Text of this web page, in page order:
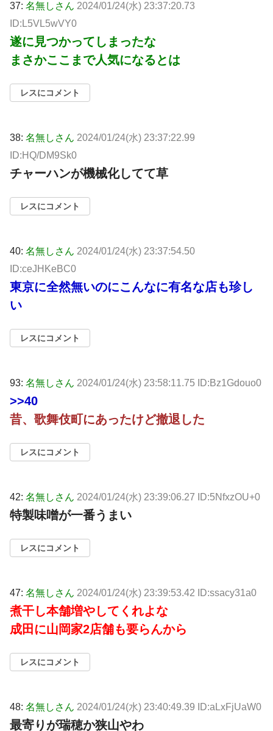
37: 名無しさん 2024/01/24(水) 23:37:20.73
ID:L5VL5wVY0
遂に見つかってしまったな
まさかここまで人気になるとは
レスにコメント
38: 名無しさん 2024/01/24(水) 23:37:22.99
ID:HQ/DM9Sk0
チャーハンが機械化してて草
レスにコメント
40: 名無しさん 2024/01/24(水) 23:37:54.50
ID:ceJHKeBC0
東京に全然無いのにこんなに有名な店も珍し
い
レスにコメント
93: 名無しさん 2024/01/24(水) 23:58:11.75 ID:Bz1Gdouo0
>>40
昔、歌舞伎町にあったけど撤退した
レスにコメント
42: 名無しさん 2024/01/24(水) 23:39:06.27 ID:5NfxzOU+0
特製味噌が一番うまい
レスにコメント
47: 名無しさん 2024/01/24(水) 23:39:53.42 ID:ssacy31a0
煮干し本舗増やしてくれよな
成田に山岡家2店舗も要らんから
レスにコメント
48: 名無しさん 2024/01/24(水) 23:40:49.39 ID:aLxFjUaW0
最寄りが瑞穂か狭山やわ